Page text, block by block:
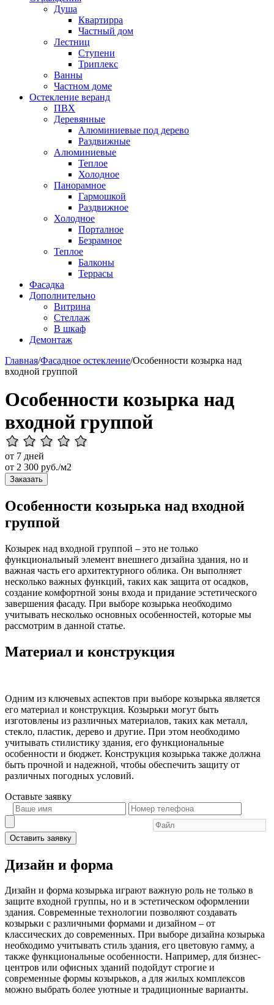
Душа
Квартирра
Частный дом
Лестниц
Ступени
Триплекс
Ванны
Частном доме
Остекление веранд
ПВХ
Деревянные
Алюминиевые под дерево
Раздвижные
Алюминиевые
Теплое
Холодное
Панорамное
Гармошкой
Раздвижное
Холодное
Порталное
Безрамное
Теплое
Балконы
Террасы
Фасадка
Дополнительно
Витрина
Стеллаж
В шкаф
Демонтаж
Главная/Фасадное остекление/Особенности козырка над
входной группой
Особенности козырка над
входной группой
от 7 дней
от 2 300 руб./м2
Заказать
Особенности козырька над входной
группой
Козырек над входной группой – это не только
функциональный элемент внешнего дизайна здания, но и
важная часть его архитектурного облика. Он выполняет
несколько важных функций, таких как защита от осадков,
создание комфортной зоны входа и придание эстетического
завершения фасаду. При выборе козырька необходимо
учитывать несколько основных особенностей, которые мы
рассмотрим в данной статье.
Материал и конструкция
Одним из ключевых аспектов при выборе козырька является
его материал и конструкция. Козырьки могут быть
изготовлены из различных материалов, таких как металл,
стекло, пластик, дерево и другие. При этом необходимо
учитывать стилистику здания, его функциональные
особенности и бюджет. Конструкция козырька также должна
быть прочной и надежной, чтобы обеспечить защиту от
различных погодных условий.
Оставьте заявку
Оставить заявку
Дизайн и форма
Дизайн и форма козырька играют важную роль не только в
защите входной группы, но и в эстетическом оформлении
здания. Современные технологии позволяют создавать
козырьки с различными формами и дизайном – от
классических до современных. При выборе дизайна козырька
необходимо учитывать стиль здания, его цветовую гамму, а
также функциональные особенности. Например, для бизнес-
центров или офисных зданий подойдут строгие и
современные формы козырьков, а для жилых комплексов
можно выбрать более уютные и традиционные варианты.